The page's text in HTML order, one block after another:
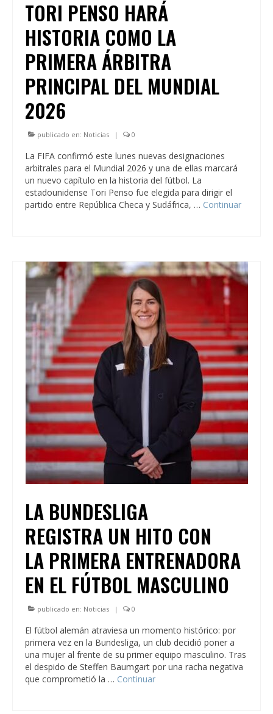
TORI PENSO HARÁ
HISTORIA COMO LA
PRIMERA ÁRBITRA
PRINCIPAL DEL MUNDIAL
2026
publicado en: Noticias | 0
La FIFA confirmó este lunes nuevas designaciones
arbitrales para el Mundial 2026 y una de ellas marcará
un nuevo capítulo en la historia del fútbol. La
estadounidense Tori Penso fue elegida para dirigir el
partido entre República Checa y Sudáfrica, … Continuar
LA BUNDESLIGA
REGISTRA UN HITO CON
LA PRIMERA ENTRENADORA
EN EL FÚTBOL MASCULINO
publicado en: Noticias | 0
El fútbol alemán atraviesa un momento histórico: por
primera vez en la Bundesliga, un club decidió poner a
una mujer al frente de su primer equipo masculino. Tras
el despido de Steffen Baumgart por una racha negativa
que comprometió la … Continuar